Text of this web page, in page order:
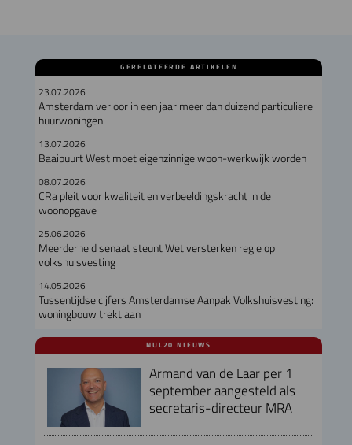
GERELATEERDE ARTIKELEN
23.07.2026
Amsterdam verloor in een jaar meer dan duizend particuliere
huurwoningen
13.07.2026
Baaibuurt West moet eigenzinnige woon-werkwijk worden
08.07.2026
CRa pleit voor kwaliteit en verbeeldingskracht in de
woonopgave
25.06.2026
Meerderheid senaat steunt Wet versterken regie op
volkshuisvesting
14.05.2026
Tussentijdse cijfers Amsterdamse Aanpak Volkshuisvesting:
woningbouw trekt aan
NUL20 NIEUWS
Armand van de Laar per 1
september aangesteld als
secretaris-directeur MRA